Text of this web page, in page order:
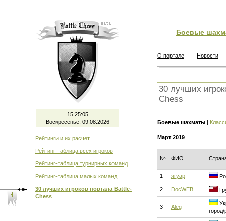
15:25:05
Воскресенье, 09.08.2026
Рейтинги и их расчет
Рейтинг-таблица всех игроков
Рейтинг-таблица турнирных команд
Рейтинг-таблица малых команд
30 лучших игроков портала Battle-
Chess
Боевые
О портале Новости
30 лучших
Chess
Боевые шахматы |
Март 2019
№ ФИО
1 ягуар
2 DocWEB
3 Aleg
город/